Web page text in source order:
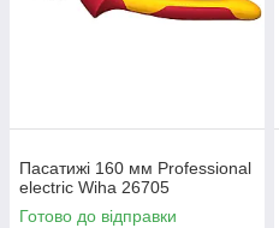
Пасатижі 160 мм Professional
electric Wiha 26705
Готово до відправки